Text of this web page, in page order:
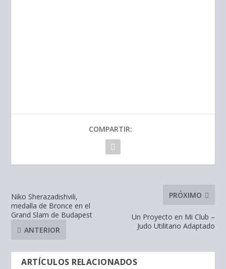
COMPARTIR:
Niko Sherazadishvili,
medalla de Bronce en el
Grand Slam de Budapest
ANTERIOR
PRÓXIMO
Un Proyecto en Mi Club –
Judo Utilitario Adaptado
ARTÍCULOS RELACIONADOS